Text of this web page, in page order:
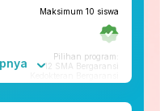
23x setahun
Maksimum 10 siswa
Pilihan program:
12 SMA Bergaransi